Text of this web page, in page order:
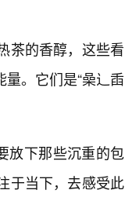
茶的香醇，这些看
。它们是“喿辶臿
放下那些沉重的包
于当下，去感受此